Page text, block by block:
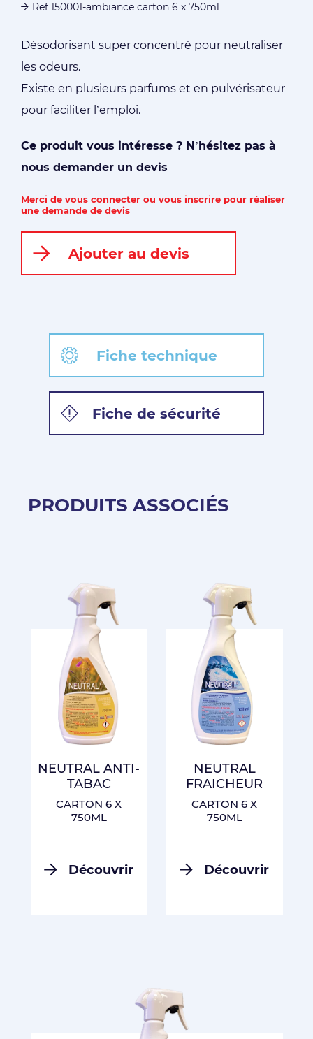
Ref 150001-ambiance carton 6 x 750ml
Désodorisant super concentré pour neutraliser
les odeurs.
Existe en plusieurs parfums et en pulvérisateur
pour faciliter l’emploi.
Ce produit vous intéresse ? N’hésitez pas à
nous demander un devis
Merci de vous connecter ou vous inscrire pour réaliser
une demande de devis
Ajouter au devis
Fiche technique
Fiche de sécurité
PRODUITS ASSOCIÉS
NEUTRAL ANTI-
TABAC
CARTON 6 X
750ML
Découvrir
NEUTRAL
FRAICHEUR
CARTON 6 X
750ML
Découvrir